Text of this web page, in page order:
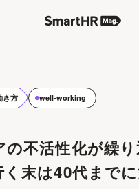
き方 well-working
の不活性化が繰
く末は40代まで